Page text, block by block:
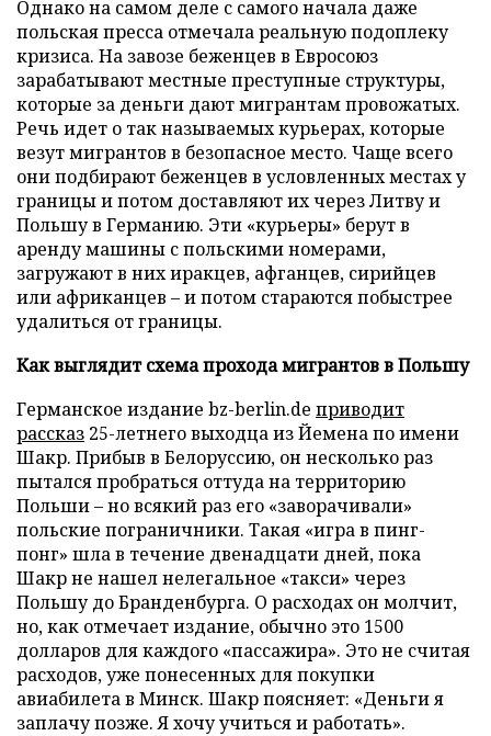
Однако на самом деле с самого начала даже
польская пресса отмечала реальную подоплеку
кризиса. На завозе беженцев в Евросоюз
зарабатывают местные преступные структуры,
которые за деньги дают мигрантам провожатых.
Речь идет о так называемых курьерах, которые
везут мигрантов в безопасное место. Чаще всего
они подбирают беженцев в условленных местах у
границы и потом доставляют их через Литву и
Польшу в Германию. Эти «курьеры» берут в
аренду машины с польскими номерами,
загружают в них иракцев, афганцев, сирийцев
или африканцев – и потом стараются побыстрее
удалиться от границы.
Как выглядит схема прохода мигрантов в Польшу
Германское издание bz-berlin.de приводит
рассказ 25-летнего выходца из Йемена по имени
Шакр. Прибыв в Белоруссию, он несколько раз
пытался пробраться оттуда на территорию
Польши – но всякий раз его «заворачивали»
польские пограничники. Такая «игра в пинг-
понг» шла в течение двенадцати дней, пока
Шакр не нашел нелегальное «такси» через
Польшу до Бранденбурга. О расходах он молчит,
но, как отмечает издание, обычно это 1500
долларов для каждого «пассажира». Это не считая
расходов, уже понесенных для покупки
авиабилета в Минск. Шакр поясняет: «Деньги я
заплачу позже. Я хочу учиться и работать».